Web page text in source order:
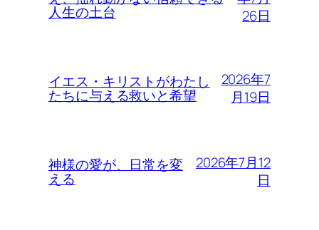
人生の土台
26日
イエス・キリストがわたし
たちに与える救いと希望
2026年7
月19日
神様の愛が、日常を変
える
2026年7月12
日